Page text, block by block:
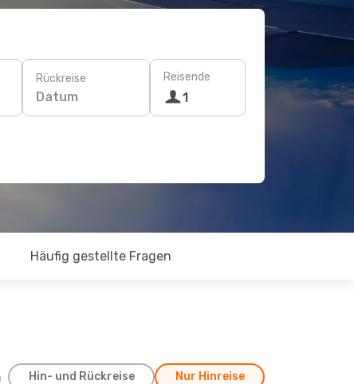
Rückreise
Datum
Reisende
1
Häufig gestellte Fragen
Hin- und Rückreise Nur Hinreise